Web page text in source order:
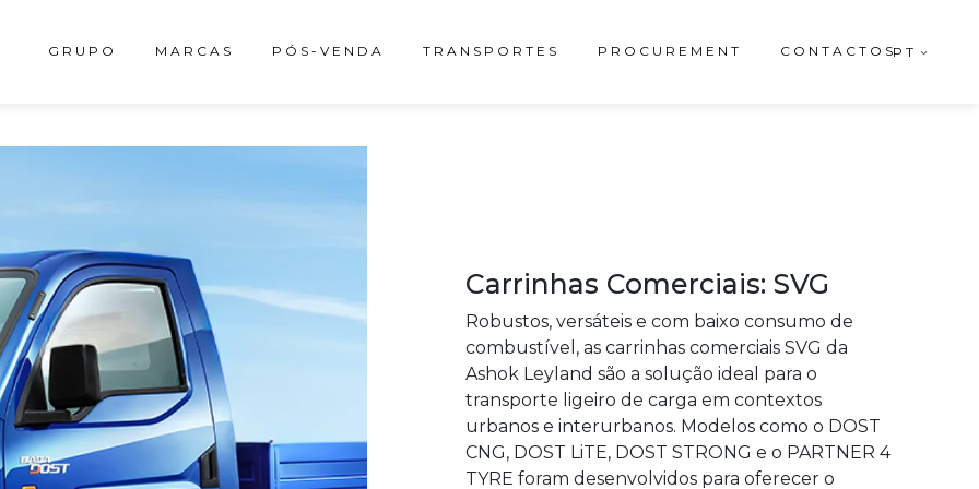
GRUPO MARCAS PÓS-VENDA TRANSPORTES PROCUREMENT CONTACTOSPT
Carrinhas Comerciais: SVG
Robustos, versáteis e com baixo consumo de
combustível, as carrinhas comerciais SVG da
Ashok Leyland são a solução ideal para o
transporte ligeiro de carga em contextos
urbanos e interurbanos. Modelos como o DOST
CNG, DOST LiTE, DOST STRONG e o PARTNER 4
TYRE foram desenvolvidos para oferecer o